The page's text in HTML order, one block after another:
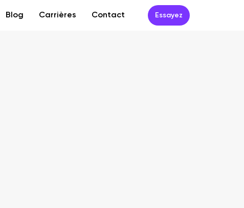
Blog Carrières Contact Essayez